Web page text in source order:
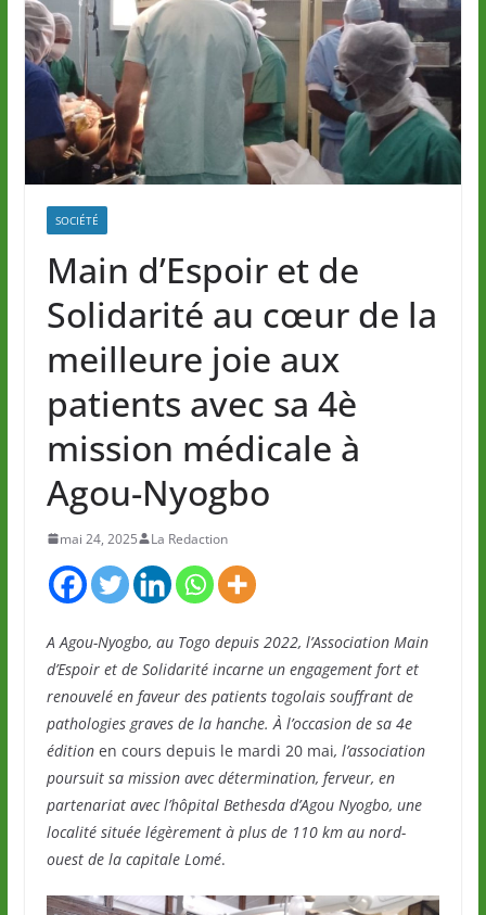
SOCIÉTÉ
Main d’Espoir et de
Solidarité au cœur de la
meilleure joie aux
patients avec sa 4è
mission médicale à
Agou-Nyogbo
mai 24, 2025 La Redaction
A Agou-Nyogbo, au Togo depuis 2022, l’Association Main
d’Espoir et de Solidarité incarne un engagement fort et
renouvelé en faveur des patients togolais souffrant de
pathologies graves de la hanche. À l’occasion de sa 4e
édition en cours depuis le mardi 20 mai, l’association
poursuit sa mission avec détermination, ferveur, en
partenariat avec l’hôpital Bethesda d’Agou Nyogbo, une
localité située légèrement à plus de 110 km au nord-
ouest de la capitale Lomé.